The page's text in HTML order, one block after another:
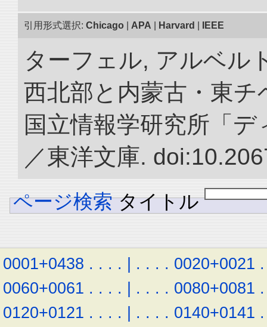
引用形式選択: Chicago APA Harvard IEEE
ターフェル, アルベル
西北部と内蒙古・東チ
国立情報学研究所「
／東洋文庫.
ページ検索 タイトル
0001+0438 . . . . | . . . . 0020+0021 .
0060+0061 . . . . | . . . . 0080+0081 .
0120+0121 . . . . | . . . . 0140+0141 .